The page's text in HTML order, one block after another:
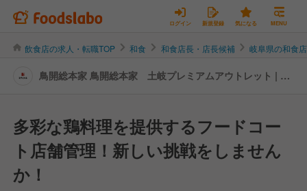
ログイン 新規登録 気になる MENU
飲食店の求人・転職TOP 和食 和食店長・店長候補 岐阜県の和食
鳥開総本家 鳥開総本家 土岐プレミアムアウトレット | 店
多彩な鶏料理を提供するフードコー
ト店舗管理！新しい挑戦をしません
か！